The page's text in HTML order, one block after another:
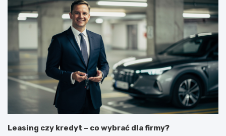
Leasing czy kredyt – co wybrać dla firmy?